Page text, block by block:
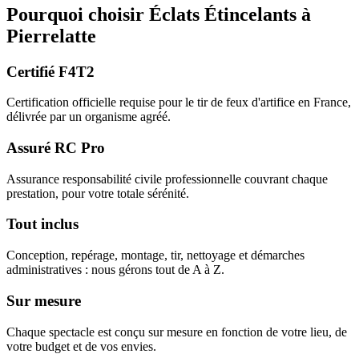
Pourquoi choisir Éclats Étincelants à
Pierrelatte
Certifié F4T2
Certification officielle requise pour le tir de feux d'artifice en France,
délivrée par un organisme agréé.
Assuré RC Pro
Assurance responsabilité civile professionnelle couvrant chaque
prestation, pour votre totale sérénité.
Tout inclus
Conception, repérage, montage, tir, nettoyage et démarches
administratives : nous gérons tout de A à Z.
Sur mesure
Chaque spectacle est conçu sur mesure en fonction de votre lieu, de
votre budget et de vos envies.